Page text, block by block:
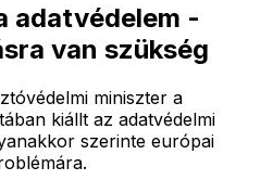
adatvédelem -
van szükség
miniszter a
kiállt az adatvédelmi
szerinte európai